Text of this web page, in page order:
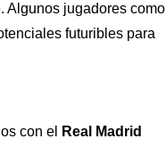
Algunos jugadores como
futuribles para
con el
Real Madrid